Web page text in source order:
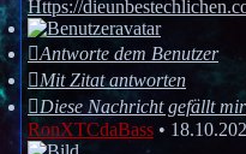
Https://
Antworte dem Benutzer
Mit Zitat antworten
Diese Nachricht gefällt mir
RonXTCdaBass •